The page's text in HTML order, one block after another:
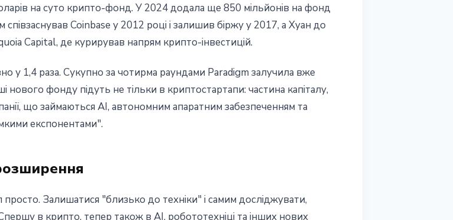
на суто крипто-фонд. У 2024 додала ще 850 мільйонів на фонд
Coinbase у 2012 році і залишив біржу у 2017, а Хуан до
Capital, де курирував напрям крипто-інвестицій.
1,4 раза. Сукупно за чотирма раундами Paradigm залучила вже
нового фонду підуть не тільки в криптостартапи: частина капіталу,
що займаються AI, автономним апаратним забезпеченням та
експонентами".
просто. Залишатися "близько до техніки" і самим досліджувати,
в крипто, тепер також в AI, робототехніці та інших нових